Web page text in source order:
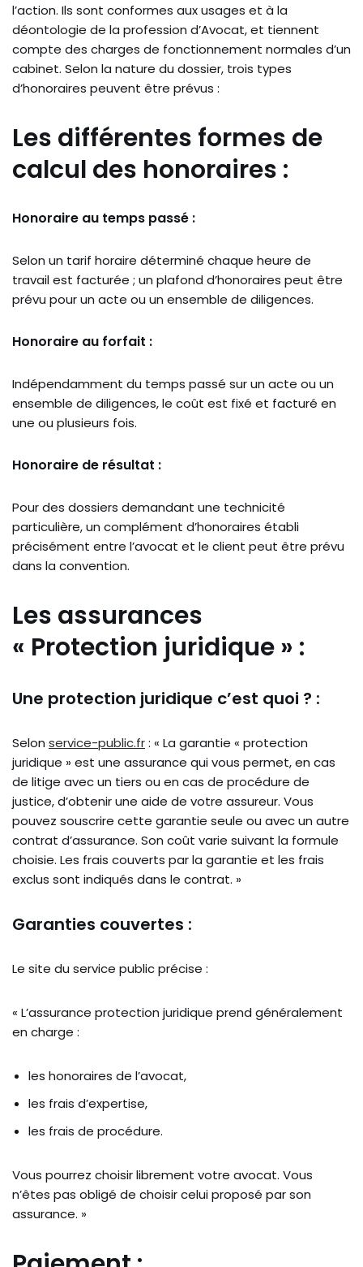
l’action. Ils sont conformes aux usages et à la
déontologie de la profession d’Avocat, et tiennent
compte des charges de fonctionnement normales d’un
cabinet. Selon la nature du dossier, trois types
d’honoraires peuvent être prévus :
Les différentes formes de
calcul des honoraires :
Honoraire au temps passé :
Selon un tarif horaire déterminé chaque heure de
travail est facturée ; un plafond d’honoraires peut être
prévu pour un acte ou un ensemble de diligences.
Honoraire au forfait :
Indépendamment du temps passé sur un acte ou un
ensemble de diligences, le coût est fixé et facturé en
une ou plusieurs fois.
Honoraire de résultat :
Pour des dossiers demandant une technicité
particulière, un complément d’honoraires établi
précisément entre l’avocat et le client peut être prévu
dans la convention.
Les assurances
« Protection juridique » :
Une protection juridique c’est quoi ? :
Selon service-public.fr: « La garantie « protection
juridique » est une assurance qui vous permet, en cas
de litige avec un tiers ou en cas de procédure de
justice, d’obtenir une aide de votre assureur. Vous
pouvez souscrire cette garantie seule ou avec un autre
contrat d’assurance. Son coût varie suivant la formule
choisie. Les frais couverts par la garantie et les frais
exclus sont indiqués dans le contrat. »
Garanties couvertes :
Le site du service public précise :
« L’assurance protection juridique prend généralement
en charge :
les honoraires de l’avocat,
les frais d’expertise,
les frais de procédure.
Vous pourrez choisir librement votre avocat. Vous
n’êtes pas obligé de choisir celui proposé par son
assurance. »